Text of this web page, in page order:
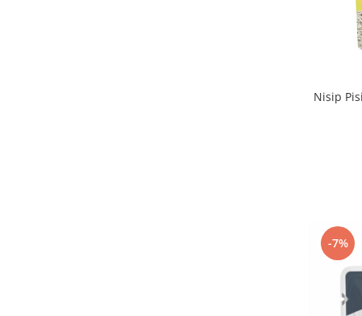
Nisip
-7%